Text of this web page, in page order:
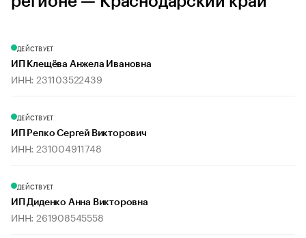
ДЕЙСТВУЕТ
ИП Клещёва Анжела Ивановна
ИНН: 231103522439
ДЕЙСТВУЕТ
ИП Репко Сергей Викторович
ИНН: 231004911748
ДЕЙСТВУЕТ
ИП Диденко Анна Викторовна
ИНН: 261908545558